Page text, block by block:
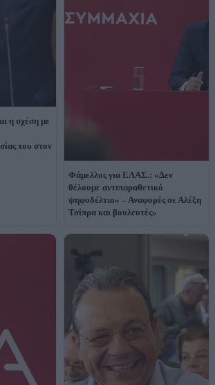
η σχέση με
του στον
Φάμελλος για ΕΛΑΣ.: «Δεν
θέλουμε αντιπαραθετικό
ψηφοδέλτιο» – Αναφορές σε Αλέξη
Τσίπρα και βουλευτές»